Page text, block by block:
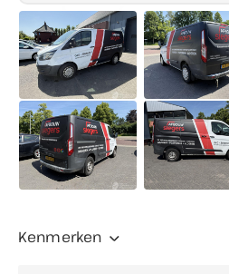
Zondag:
Gesloten
Buiten openingstijden
mogelijk
Let op: in juli en augustus
(enkel op afspraak geopend)
Kenmerken